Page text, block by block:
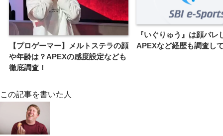
【プロゲーマー】メルトステラの顔
や年齢は？APEXの感度設定なども
徹底調査！
『いぐりゅう』は顔バレ
APEXなど経歴も調査し
この記事を書いた人